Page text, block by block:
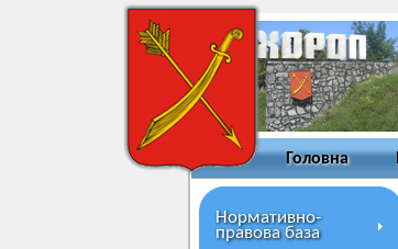
Головна
Нормативно-
правова база